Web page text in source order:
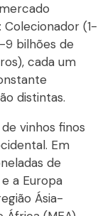
(1-
9 bilhões de
cada um
distintas.
vinhos finos
Em
de
a Europa
Ásia-